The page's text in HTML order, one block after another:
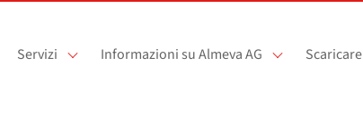
Servizi Informazioni su Almeva AG Scaricare